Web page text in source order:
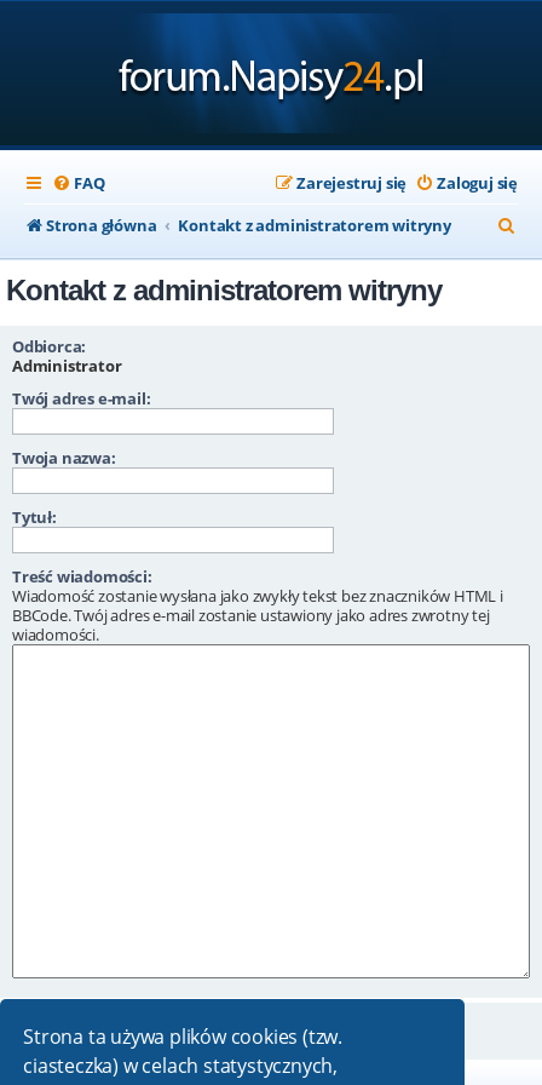
Strona ta używa plików cookies (tzw.
ciasteczka) w celach statystycznych,
FAQ Zaloguj się
Zarejestruj się
Strona główna
Kontakt z administratorem witryny
z
Kontakt z administratorem witryny
Odbiorca:
Administrator
Twój adres e-mail:
Twoja nazwa:
Tytuł:
Treść wiadomości:
Wiadomość zostanie wysłana jako zwykły tekst bez znaczników HTML i
BBCode. Twój adres e-mail zostanie ustawiony jako adres zwrotny tej
wiadomości.